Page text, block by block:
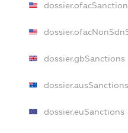
dossier.gbSanctions
dossier.ausSanctions
dossier.euSanctions